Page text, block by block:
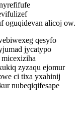
oguqidevan alicoj ow.
qesyfo
jycatypo
zyzaqu ejomur
ci tixa yxahinij
nubeqiqifesape